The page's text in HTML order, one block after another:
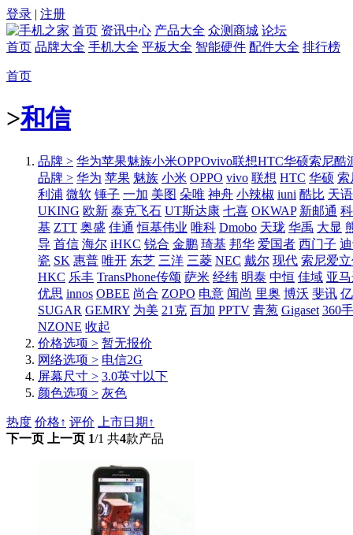
登录 | 注册
首页 资讯中心 产品大全 众测商城 论坛
首页 品牌大全 手机大全 平板大全 智能硬件 配件大全 排行榜
首页
>和信
品牌 > 华为苹果魅族小米OPPOvivo联想HTC华硕索尼酷
品牌 > 华为 苹果 魅族 小米 OPPO vivo 联想 HTC 华硕 索
利浦 微软 锤子 一加 美图 朵唯 神舟 小辣椒 iuni 酷比 天语
UKING 欧新 泰克飞石 UT斯达康 七喜 OKWAP 新邮通
基 ZTT 奥盛 佳通 恒基伟业 唯科 Dmobo 天珑 华禹 大显
导 首信 海尔 iHKC 锐合 金鹏 琦基 邦华 爱国者 西门子
瓷 SK 惠普 唯开 东芝 三洋 三菱 NEC 戴尔 现代 索尼爱
HKC 乐丰 TransPhone传颂 萨米 经纬 明泰 中恒 佳域 亚
优思 innos OBEE 尚合 ZOPO 电意 闻尚 里奥 博沃 斐讯
SUGAR GEMRY 为美 21克 百加 PPTV 青葱 Gigaset 360
NZONE 收起
价格选项 > 暂无报价
网络选项 > 电信2G
屏幕尺寸 > 3.0英寸以下
颜色选项 > 灰色
热度 价格↑ 评价
上市日期↑
下一页
上一页 1/1 共4款产品